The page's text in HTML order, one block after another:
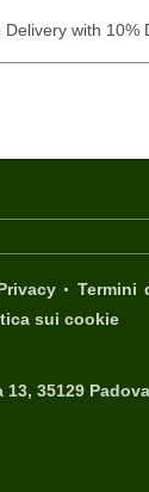
Delivery with 10%
. Termini
sui cookie
13, 35129